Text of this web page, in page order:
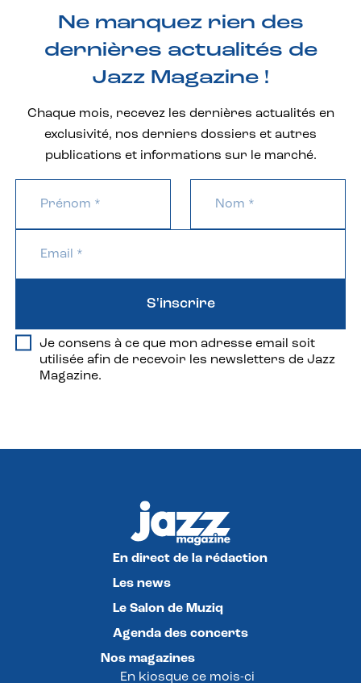
Ne manquez rien des
dernières actualités de
Jazz Magazine !
Chaque mois, recevez les dernières actualités en
exclusivité, nos derniers dossiers et autres
publications et informations sur le marché.
Je consens à ce que mon adresse email soit
utilisée afin de recevoir les newsletters de Jazz
Magazine.
S'inscrire
En direct de la rédaction
Les news
Le Salon de Muziq
Agenda des concerts
Nos magazines
En kiosque ce mois-ci